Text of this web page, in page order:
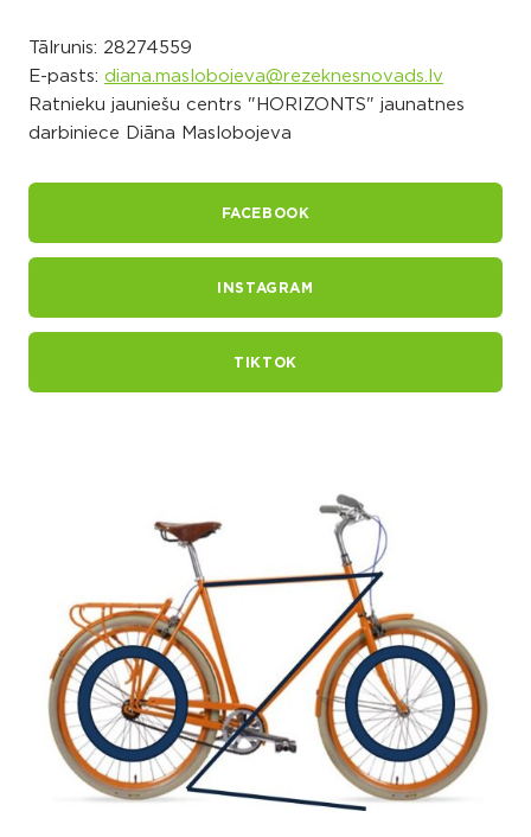
Tālrunis: 28274559
E-pasts: diana.maslobojeva@rezeknesnovads.lv
Ratnieku jauniešu centrs "HORIZONTS" jaunatnes
darbiniece Diāna Maslobojeva
FACEBOOK
INSTAGRAM
TIKTOK